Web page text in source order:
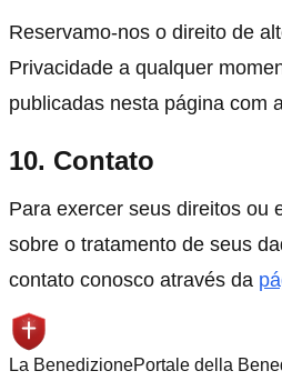
Reservamo-nos o direito de
Privacidade a qualquer
publicadas nesta página com
10. Contato
Para exercer seus direitos ou
sobre o tratamento de seus
contato conosco através da
La BenedizionePortale della